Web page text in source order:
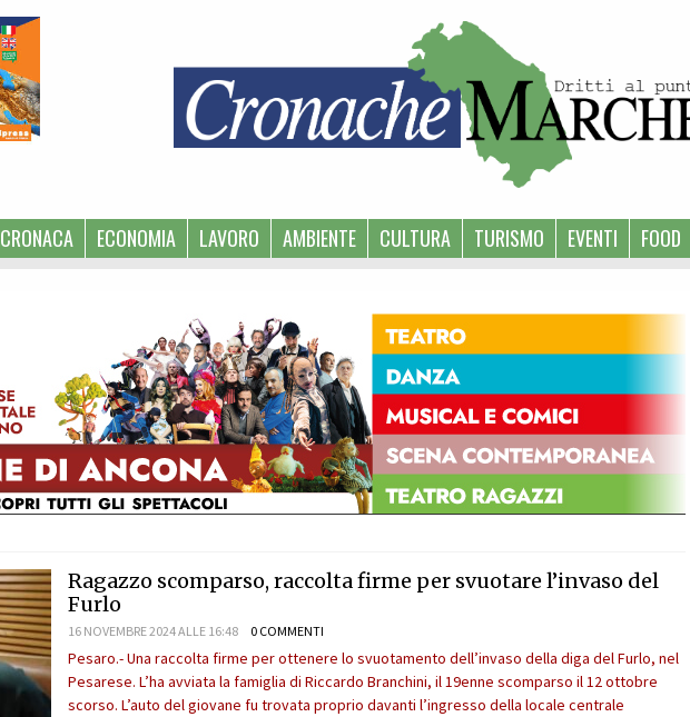
CRONACA ECONOMIA LAVORO AMBIENTE CULTURA TURISMO EVENTI FOOD
Ragazzo scomparso, raccolta firme per svuotare l’invaso del
Furlo
16 NOVEMBRE 2024 ALLE 16:48 0 COMMENTI
Pesaro.- Una raccolta firme per ottenere lo svuotamento dell’invaso della diga del Furlo, nel
Pesarese. L’ha avviata la famiglia di Riccardo Branchini, il 19enne scomparso il 12 ottobre
scorso. L’auto del giovane fu trovata proprio davanti l’ingresso della locale centrale